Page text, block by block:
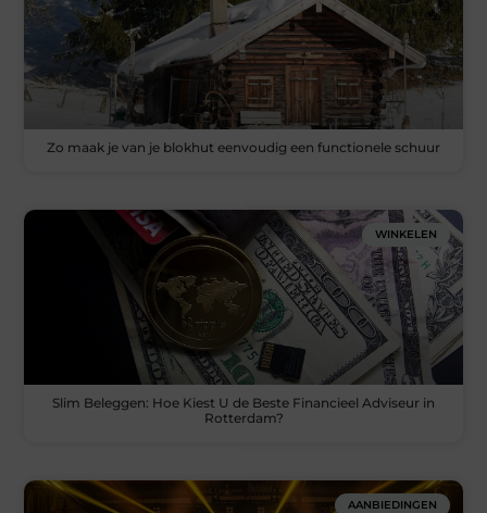
Zo maak je van je blokhut eenvoudig een functionele schuur
WINKELEN
Slim Beleggen: Hoe Kiest U de Beste Financieel Adviseur in
Rotterdam?
AANBIEDINGEN